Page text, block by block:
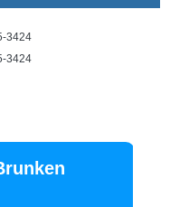
3424
3424